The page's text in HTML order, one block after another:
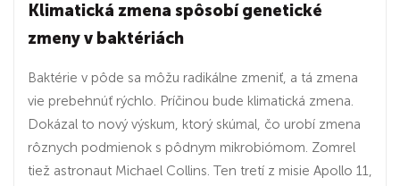
Klimatická zmena spôsobí genetické
zmeny v baktériách
Baktérie v pôde sa môžu radikálne zmeniť, a tá zmena
vie prebehnúť rýchlo. Príčinou bude klimatická zmena.
Dokázal to nový výskum, ktorý skúmal, čo urobí zmena
rôznych podmienok s pôdnym mikrobiómom. Zomrel
tiež astronaut Michael Collins. Ten tretí z misie Apollo 11,